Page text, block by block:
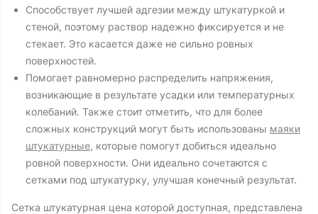
Способствует лучшей адгезии между штукатуркой и
стеной, поэтому раствор надежно фиксируется и не
стекает. Это касается даже не сильно ровных
поверхностей.
Помогает равномерно распределить напряжения,
возникающие в результате усадки или температурных
колебаний. Также стоит отметить, что для более
сложных конструкций могут быть использованы маяки
штукатурные, которые помогут добиться идеально
ровной поверхности. Они идеально сочетаются с
сетками под штукатурку, улучшая конечный результат.
Сетка штукатурная цена которой доступная, представлена